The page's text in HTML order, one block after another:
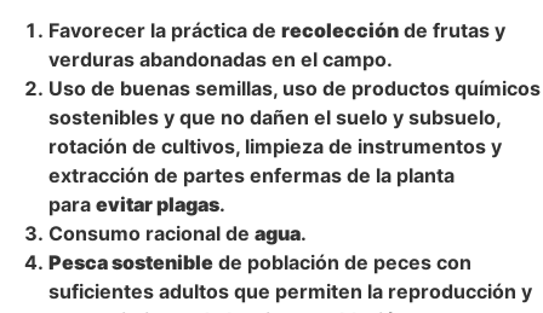
Favorecer la práctica de recolección de frutas y
verduras abandonadas en el campo.
Uso de buenas semillas, uso de productos químicos
sostenibles y que no dañen el suelo y subsuelo,
rotación de cultivos, limpieza de instrumentos y
extracción de partes enfermas de la planta
para evitar plagas.
Consumo racional de agua.
Pesca sostenible de población de peces con
suficientes adultos que permiten la reproducción y